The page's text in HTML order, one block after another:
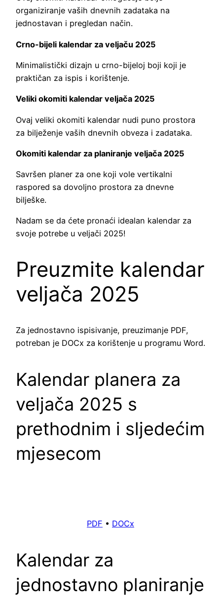
organiziranje vaših dnevnih zadataka na
jednostavan i pregledan način.
Crno-bijeli kalendar za veljaču 2025
Minimalistički dizajn u crno-bijeloj boji koji je
praktičan za ispis i korištenje.
Veliki okomiti kalendar veljača 2025
Ovaj veliki okomiti kalendar nudi puno prostora
za bilježenje vaših dnevnih obveza i zadataka.
Okomiti kalendar za planiranje veljača 2025
Savršen planer za one koji vole vertikalni
raspored sa dovoljno prostora za dnevne
bilješke.
Nadam se da ćete pronaći idealan kalendar za
svoje potrebe u veljači 2025!
Preuzmite kalendar
veljača 2025
Za jednostavno ispisivanje, preuzimanje PDF,
potreban je DOCx za korištenje u programu Word.
Kalendar planera za
veljača 2025 s
prethodnim i sljedećim
mjesecom
PDF • DOCx
Kalendar za
jednostavno planiranje